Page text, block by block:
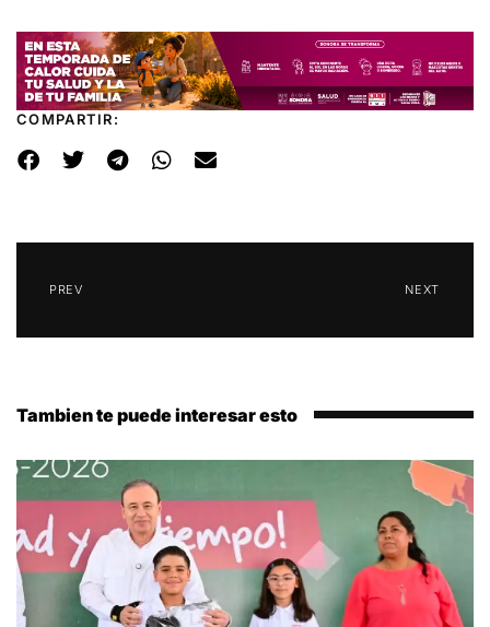
COMPARTIR:
PREV NEXT
Tambien te puede interesar esto